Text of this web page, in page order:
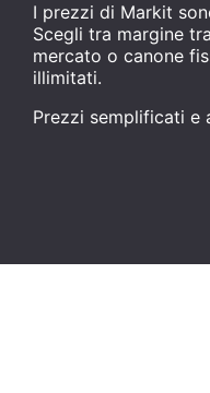
I prezzi di Markit
Scegli tra margine
mercato o canone
illimitati.
Prezzi semplificati e